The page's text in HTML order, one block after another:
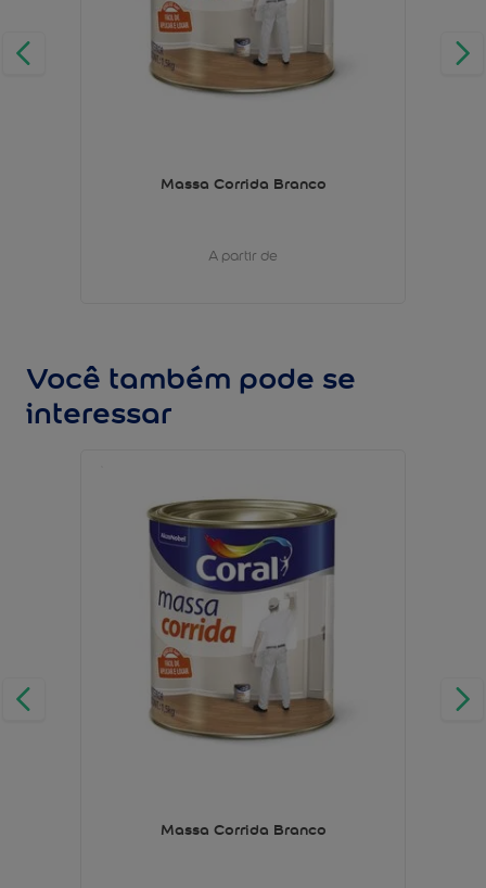
Massa Corrida Branco
A partir de
Você também pode se
interessar
Massa Corrida Branco